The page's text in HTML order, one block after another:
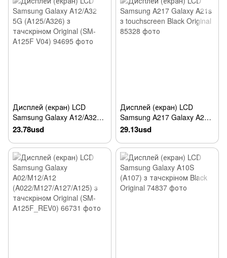
Дисплей (екран) LCD
Samsung Galaxy A12/A32
5G (A125/A326) з
A125F V04)
23.78usd
Дисплей (екран) LCD
Samsung A217 Galaxy A21s
з touchscreen Black Original
29.13usd